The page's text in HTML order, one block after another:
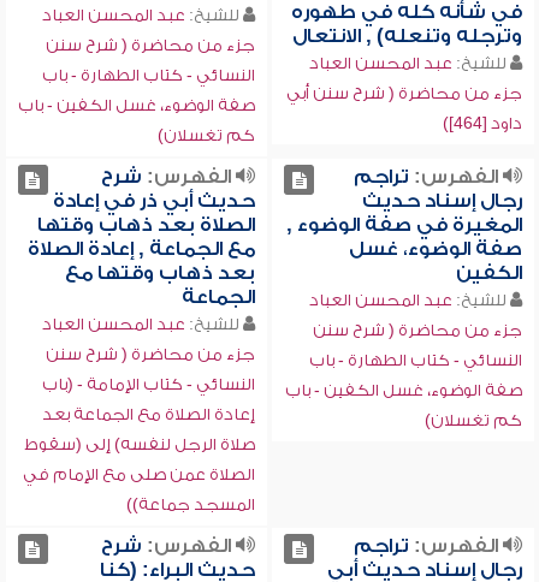
في شأنه كله في طهوره
وترجله وتنعله) , الانتعال
للشيخ: عبد المحسن العباد
جزء من محاضرة ( شرح سنن أبي
داود [464])
للشيخ: عبد المحسن العباد
جزء من محاضرة ( شرح سنن
النسائي - كتاب الطهارة - باب
صفة الوضوء، غسل الكفين - باب
كم تغسلان)
الفهرس: تراجم
رجال إسناد حديث
المغيرة في صفة الوضوء ,
صفة الوضوء، غسل
الكفين
للشيخ: عبد المحسن العباد
جزء من محاضرة ( شرح سنن
النسائي - كتاب الطهارة - باب
صفة الوضوء، غسل الكفين - باب
كم تغسلان)
الفهرس: شرح
حديث أبي ذر في إعادة
الصلاة بعد ذهاب وقتها
مع الجماعة , إعادة الصلاة
بعد ذهاب وقتها مع
الجماعة
للشيخ: عبد المحسن العباد
جزء من محاضرة ( شرح سنن
النسائي - كتاب الإمامة - (باب
إعادة الصلاة مع الجماعة بعد
صلاة الرجل لنفسه) إلى (سقوط
الصلاة عمن صلى مع الإمام في
المسجد جماعة))
الفهرس: تراجم
رجال إسناد حديث أبي
الفهرس: شرح
حديث البراء: (كنا